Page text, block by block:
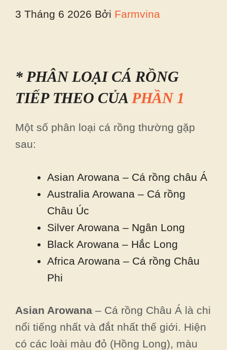
3 Tháng 6 2026 Bởi Farmvina
* PHÂN LOẠI CÁ RỒNG
TIẾP THEO CỦA PHẦN 1
Một số phân loại cá rồng thường gặp
sau:
Asian Arowana – Cá rồng châu Á
Australia Arowana – Cá rồng
Châu Úc
Silver Arowana – Ngân Long
Black Arowana – Hắc Long
Africa Arowana – Cá rồng Châu
Phi
Asian Arowana – Cá rồng Châu Á là chi
nổi tiếng nhất và đắt nhất thế giới. Hiện
có các loài màu đỏ (Hồng Long), màu